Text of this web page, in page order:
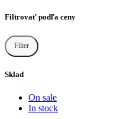
Filtrovať podľa ceny
Min
Max
Filter
Sklad
On sale
In stock